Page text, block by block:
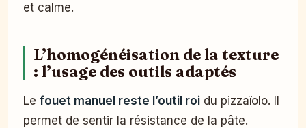
et calme.
L’homogénéisation de la texture
: l’usage des outils adaptés
Le fouet manuel reste l’outil roi du pizzaïolo. Il
permet de sentir la résistance de la pâte.